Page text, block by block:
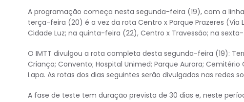
A programação começa nesta segunda-feira (19), com a
terça-feira (20) é a vez da rota Centro x Parque Prazeres
Cidade Luz; na quinta-feira (22), Centro x Travessão; na
O IMTT divulgou a rota completa desta segunda-feira (19):
Criança; Convento; Hospital Unimed; Parque Aurora; Cemitério
Lapa. As rotas dos dias seguintes serão divulgadas nas redes
A fase de teste tem duração prevista de 30 dias e, neste